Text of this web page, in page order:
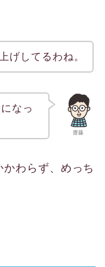
げしてるわね。
齋藤
なっ
わらず、めっち